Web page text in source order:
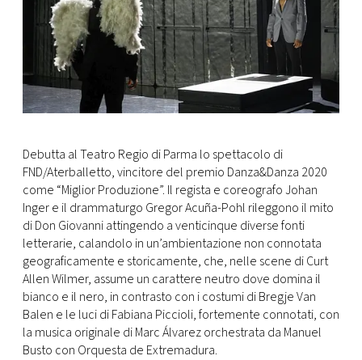
Debutta al Teatro Regio di Parma lo spettacolo di
FND/Aterballetto, vincitore del premio Danza&Danza 2020
come “Miglior Produzione”. Il regista e coreografo Johan
Inger e il drammaturgo Gregor Acuña-Pohl rileggono il mito
di Don Giovanni attingendo a venticinque diverse fonti
letterarie, calandolo in un’ambientazione non connotata
geograficamente e storicamente, che, nelle scene di Curt
Allen Wilmer, assume un carattere neutro dove domina il
bianco e il nero, in contrasto con i costumi di Bregje Van
Balen e le luci di Fabiana Piccioli, fortemente connotati, con
la musica originale di Marc Álvarez orchestrata da Manuel
Busto con Orquesta de Extremadura.